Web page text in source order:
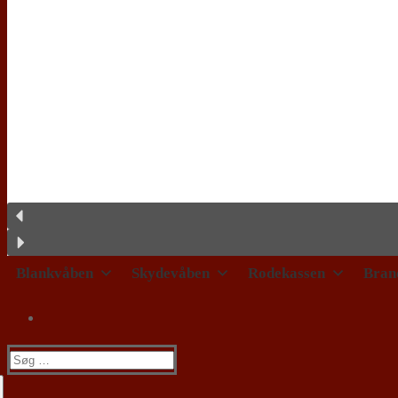
Blankvåben Skydevåben Rodekassen
Søg